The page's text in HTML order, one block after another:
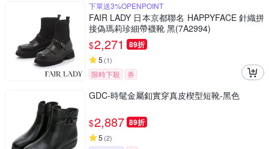
下單送3%OPENPOINT
FAIR LADY 日本京都聯名 HAPPYFACE 針織拼
接偽瑪莉珍細帶襪靴 黑(7A2994)
$2,271 89折
5 (1)
限時下殺 券
GDC-時髦金屬釦實穿真皮楔型短靴-黑色
$2,887 89折
5 (2)